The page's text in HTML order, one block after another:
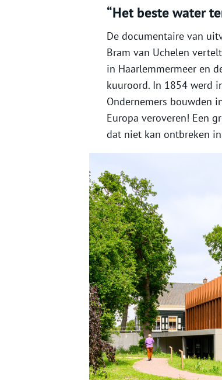
“Het beste water
De documentaire van
Bram van Uchelen
in Haarlemmermeer en
kuuroord. In 1854 werd
Ondernemers bouwden
Europa veroveren! Een
dat niet kan ontbreken